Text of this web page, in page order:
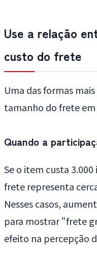
Use a relação
custo do frete
Uma das formas
tamanho do frete
Quando a
Se o item custa 3.000
frete representa
Nesses casos,
para mostrar “frete
efeito na percepção